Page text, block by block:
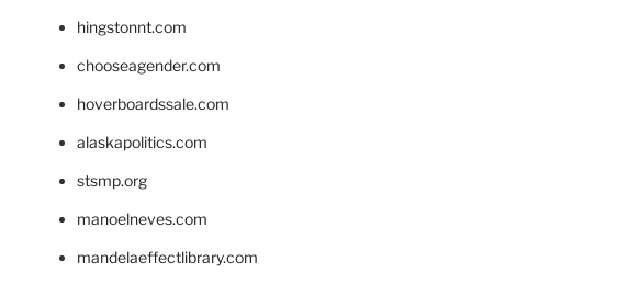
hingstonnt.com
chooseagender.com
hoverboardssale.com
alaskapolitics.com
stsmp.org
manoelneves.com
mandelaeffectlibrary.com